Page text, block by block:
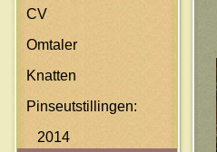
CV
Omtaler
Knatten
Pinseutstillingen:
2014